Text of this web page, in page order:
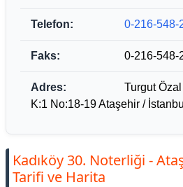
Telefon: 0-216-548-
Faks: 0-216-548-
Adres:
Turgut
K:1 No:18-19 Ataşehir / İstanbul
Kadıköy 30. Noterliği -
Tarifi ve Harita